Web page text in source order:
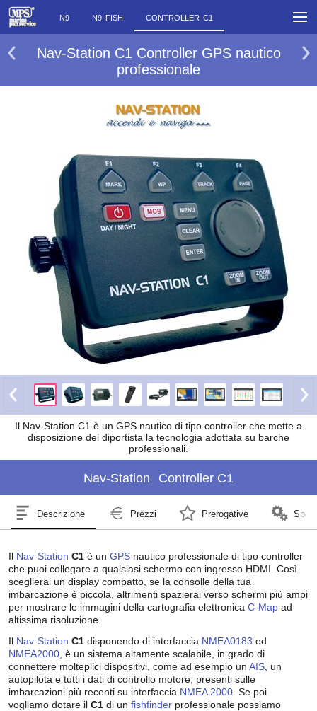
N9 N9 FISH CONTROLLER C1
Nav-Station C1 Controller GPS nautico
professionale
Il Nav-Station C1 è un GPS nautico di tipo controller che mette a
disposizione del diportista la tecnologia adottata su barche
professionali.
Nav-Station Controller C1
Descrizione Prezzi Prerogative
Il Nav-Station C1 è un GPS nautico professionale di tipo controller
che puoi collegare a qualsiasi schermo con ingresso HDMI. Così
sceglierai un display compatto, se la consolle della tua
imbarcazione è piccola, altrimenti spazierai verso schermi più ampi
per mostrare le immagini della cartografia elettronica C-Map ad
altissima risoluzione.
Il Nav-Station C1 disponendo di interfaccia NMEA0183 ed
NMEA2000 , è un sistema altamente scalabile, in grado di
connettere molteplici dispositivi, come ad esempio un AIS , un
autopilota e tutti i dati di controllo motore, presenti sulle
imbarcazioni più recenti su interfaccia NMEA 2000 . Se poi
vogliamo dotare il C1 di un fishfinder professionale possiamo